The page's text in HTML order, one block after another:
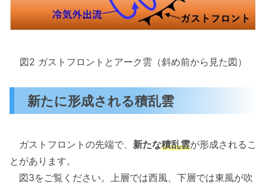
図2 ガストフロントとアーク雲（斜め前から見た図）
新たに形成される積乱雲
ガストフロントの先端で、 新たな積乱雲が形成されるこ
とがあります。
図3をご覧ください。上層では西風、下層では東風が吹